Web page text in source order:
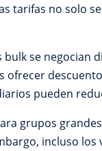
tarifas no solo
se
pueden
grupos
incluso